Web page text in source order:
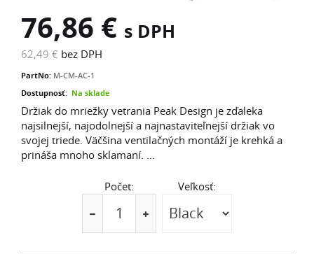
76,86 € s DPH
62,49 € bez DPH
PartNo: M-CM-AC-1
Dostupnosť: Na sklade
Držiak do mriežky vetrania Peak Design je zďaleka
najsilnejší, najodolnejší a najnastaviteľnejší držiak vo
svojej triede. Väčšina ventilačných montáží je krehká a
prináša mnoho sklamaní. ...
Počet: Veľkosť: